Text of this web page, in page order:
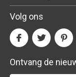
Volg ons
Ontvang de